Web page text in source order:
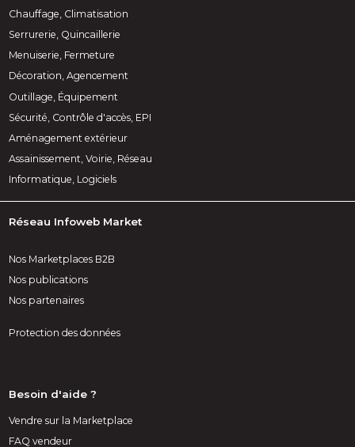
Chauffage, Climatisation
Serrurerie, Quincaillerie
Menuiserie, Fermeture
Décoration, Agencement
Outillage, Équipement
Sécurité, Contrôle d'accès, EPI
Aménagement extérieur
Assainissement, Voirie, Réseau
Informatique, Logiciels
Réseau Infoweb Market
Nos Marketplaces B2B
Nos publications
Nos partenaires
Protection des données
Besoin d'aide ?
Vendre sur la Marketplace
FAQ vendeur